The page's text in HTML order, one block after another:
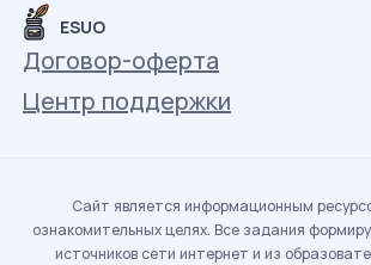
ESUO
Договор-оферта
Центр поддержки
Сайт является информационным
ознакомительных целях. Все задания
источников сети интернет и из